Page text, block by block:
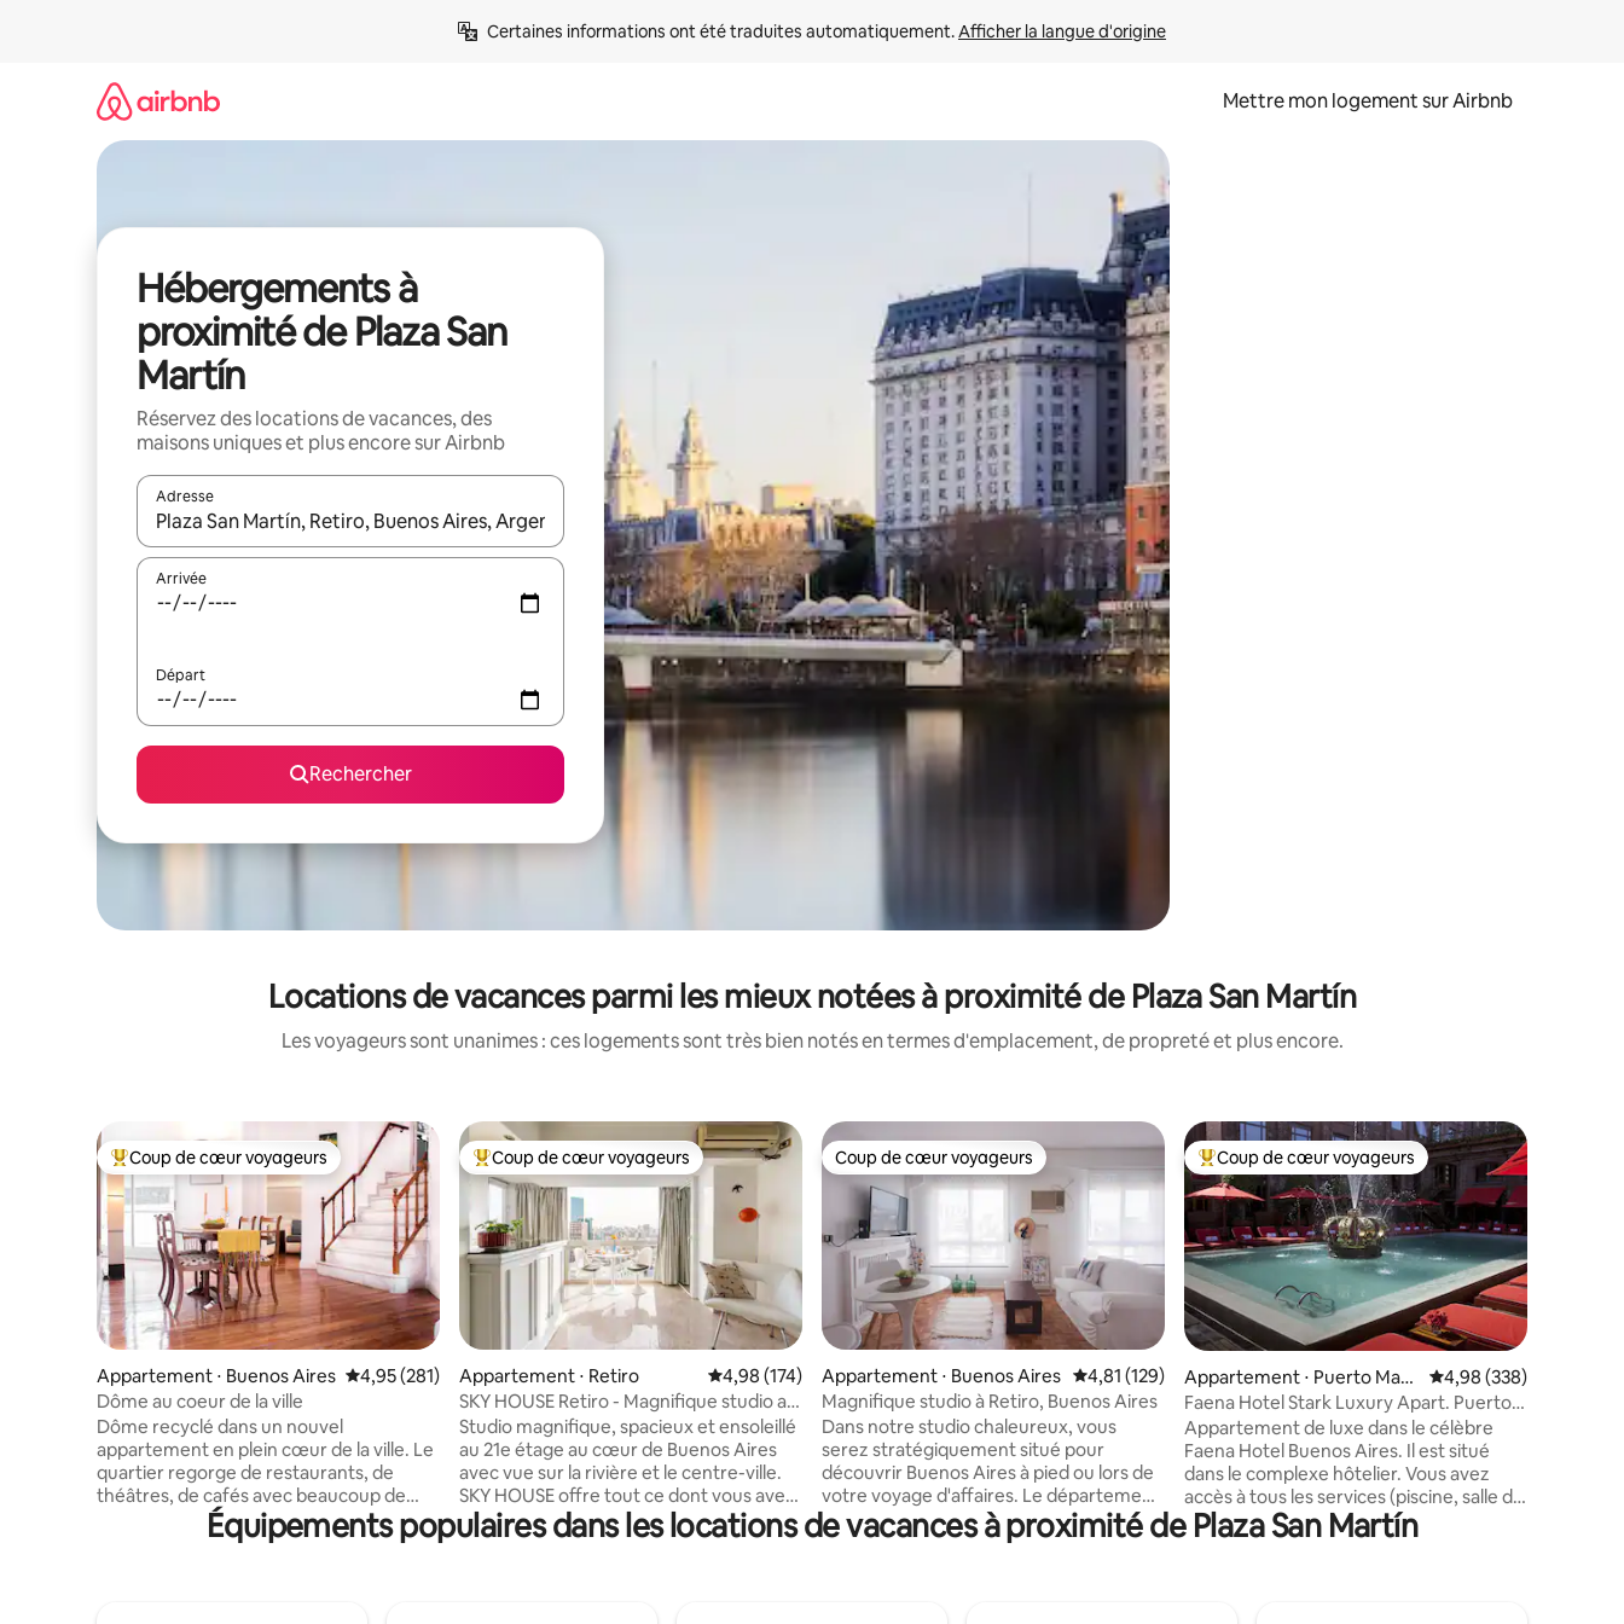
Certaines informations ont été traduites automatiquement. Afficher la langue d'origine
Mettre mon logement sur Airbnb
Hébergements à
proximité de Plaza San
Martín
Réservez des locations de vacances, des
maisons uniques et plus encore sur Airbnb
Adresse
Lorsque les résultats s'affichent, utilisez les flèches vers le haut et vers le bas pour les parcourir ou en appuyant et en faisant glisser.
Arrivée
Départ
Rechercher
Locations de vacances parmi les mieux notées à proximité de Plaza San Martín
Les voyageurs sont unanimes : ces logements sont très bien notés en termes d'emplacement, de propreté et plus encore.
Coups de cœur voyageurs les plus appréciés
Coup de cœur voyageurs
Appartement ⋅ Buenos Aires Évaluation moyenne sur la base de 281 commentaires : 4,95 sur 5
4,95 (281)
Dôme au coeur de la ville
Dôme recyclé dans un nouvel
appartement en plein cœur de la ville. Le
quartier regorge de ​​restaurants, de
théâtres, de cafés avec beaucoup de
jours et de vie nocturne. À seulement
deux pâtés de maisons de
Coups de cœur voyageurs les plus appréciés
Coup de cœur voyageurs
Appartement ⋅ Retiro Évaluation moyenne sur la base de 174 commentaires : 4,98 sur 5
4,98 (174)
SKY HOUSE Retiro - Magnifique studio au
21e étage
Studio magnifique, spacieux et ensoleillé
au 21e étage au cœur de Buenos Aires
avec vue sur la rivière et le centre-ville.
SKY HOUSE offre tout ce dont vous avez
besoin pour rendre votre visite ou votre
voyage d'affaires inoubliable !
Coup de cœur voyageurs
Coup de cœur voyageurs
Appartement ⋅ Buenos Aires Évaluation moyenne sur la base de 129 commentaires : 4,81 sur 5
4,81 (129)
Magnifique studio à Retiro, Buenos Aires
Dans notre studio chaleureux, vous
serez stratégiquement situé pour
découvrir Buenos Aires à pied ou lors de
votre voyage d'affaires. Le département
est silencieux, avec tout ce dont vous
avez besoin pour un repos confortable
Coups de cœur voyageurs les plus appréciés
Coup de cœur voyageurs
Appartement ⋅ Puerto Mad
ero
Évaluation moyenne
4,98 (338)
Faena Hotel Stark Luxury Apart. Puerto
Madero.
Appartement de luxe dans le célèbre
Faena Hotel Buenos Aires. Il est situé
dans le complexe hôtelier. Vous avez
accès à tous les services (piscine, salle de
sport, spa, restaurants, etc.) Conçu par
Phillipe Stark, meublé et décoré. Il
Équipements populaires dans les locations de vacances à proximité de Plaza San Martín